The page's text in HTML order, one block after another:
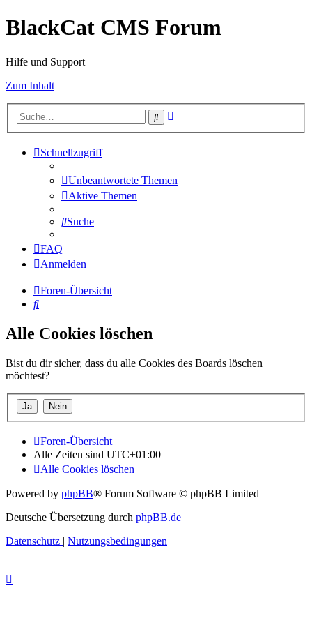
BlackCat CMS Forum
Hilfe und Support
Zum Inhalt
Suche
Schnellzugriff
Unbeantwortete Themen
Aktive Themen
Suche
FAQ
Anmelden
Foren-Übersicht
Suche
Alle Cookies löschen
Bist du dir sicher, dass du alle Cookies des Boards löschen
möchtest?
Foren-Übersicht
Alle Zeiten sind UTC+01:00
Alle Cookies löschen
Powered by phpBB® Forum Software © phpBB Limited
Deutsche Übersetzung durch phpBB.de
Datenschutz | Nutzungsbedingungen